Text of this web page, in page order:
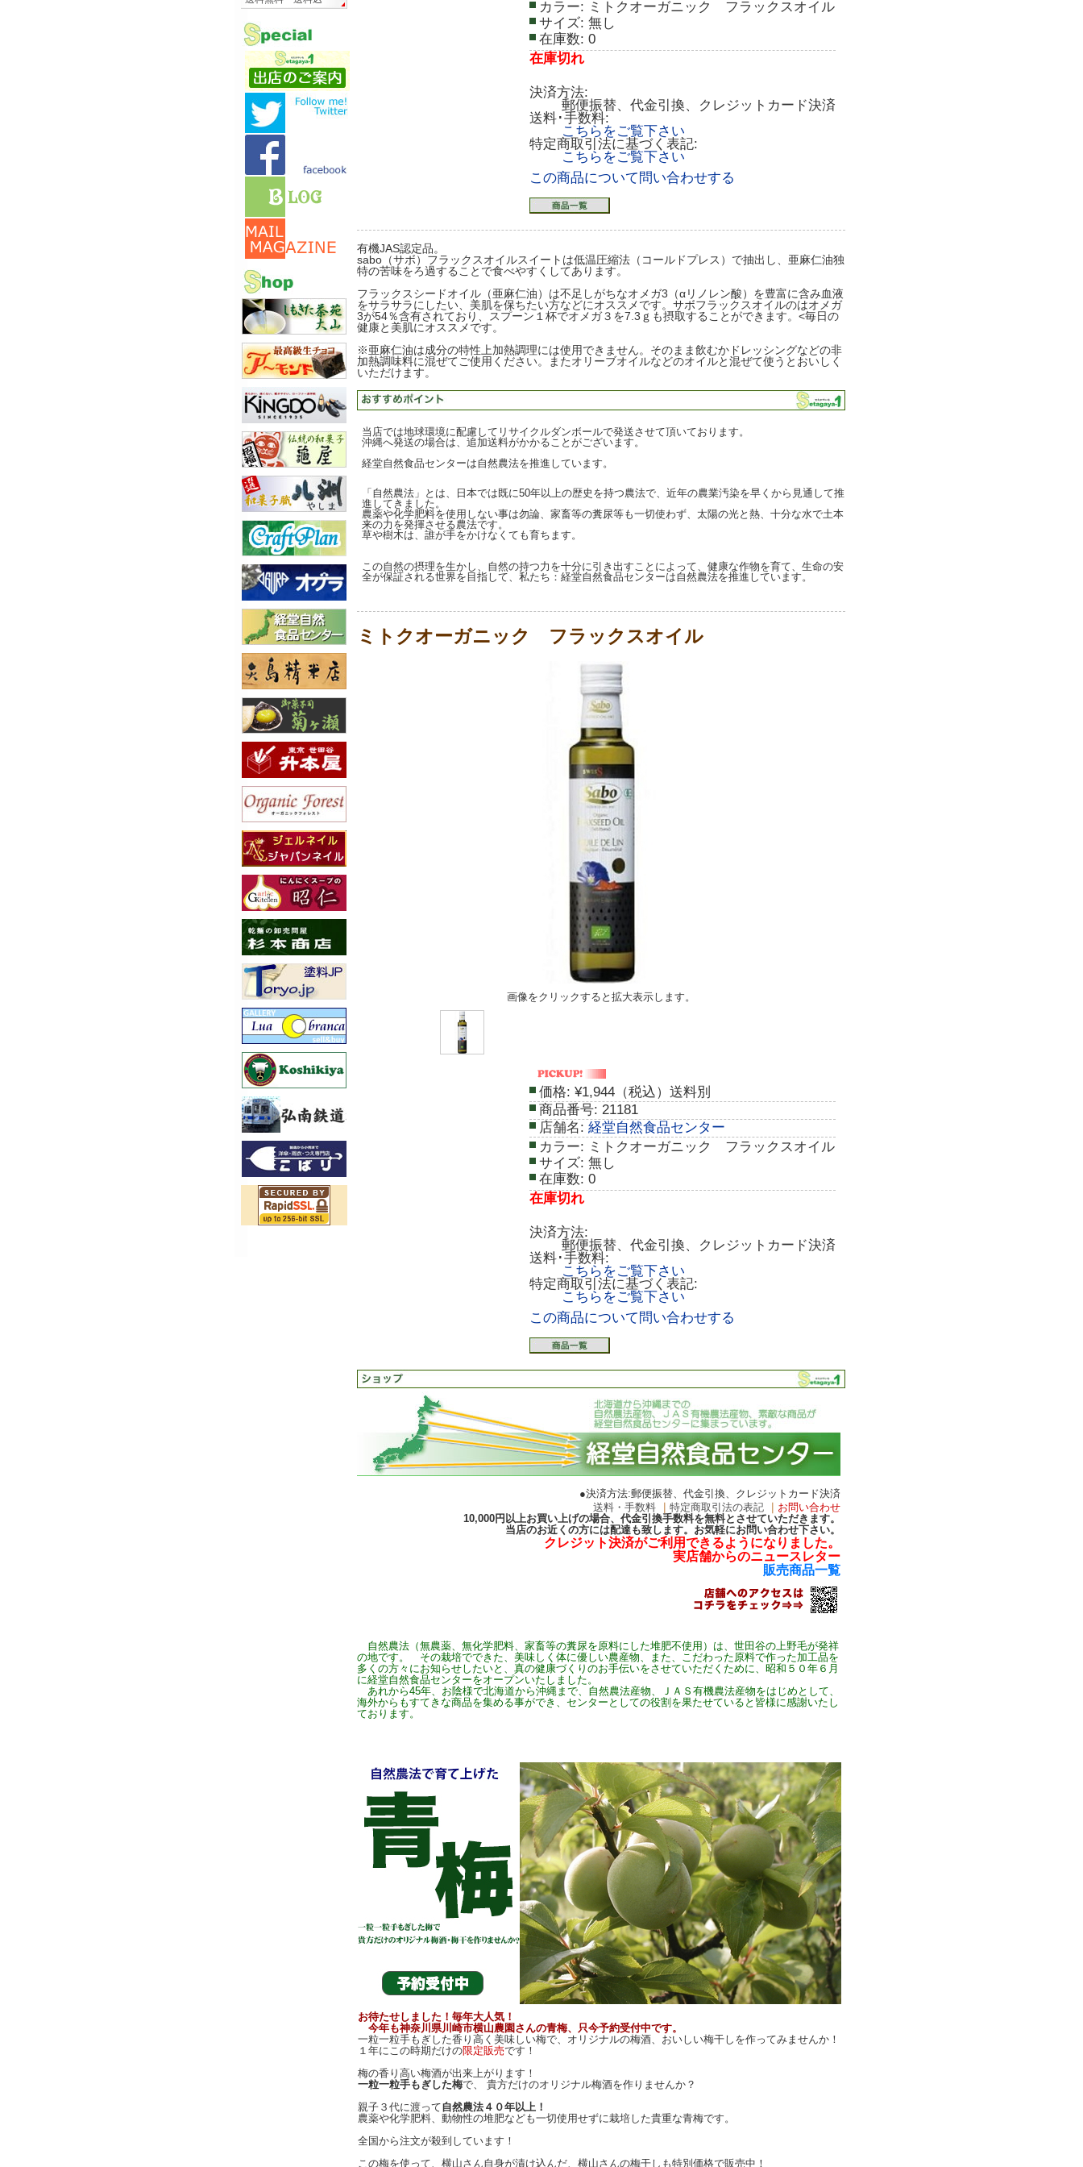
カラー: ミトクオーガニック フラックスオイル
サイズ: 無し
在庫数: 0
在庫切れ
決済方法:
郵便振替、代金引換、クレジットカード決済
送料･手数料:
こちらをご覧下さい
特定商取引法に基づく表記:
こちらをご覧下さい
この商品について問い合わせする
有機JAS認定品。
sabo（サボ）フラックスオイルスイートは低温圧縮法（コールドプレス）で抽出し、亜麻仁油独
特の苦味をろ過することで食べやすくしてあります。
フラックスシードオイル（亜麻仁油）は不足しがちなオメガ3（αリノレン酸）を豊富に含み血液
をサラサラにしたい、美肌を保ちたい方などにオススメです。サボフラックスオイルのはオメガ
3が54％含有されており、スプーン１杯でオメガ３を7.3ｇも摂取することができます。<毎日の
健康と美肌にオススメです。
※亜麻仁油は成分の特性上加熱調理には使用できません。そのまま飲むかドレッシングなどの非
加熱調味料に混ぜてご使用ください。またオリーブオイルなどのオイルと混ぜて使うとおいしく
いただけます。
当店では地球環境に配慮してリサイクルダンボールで発送させて頂いております。
沖縄へ発送の場合は、追加送料がかかることがございます。
経堂自然食品センターは自然農法を推進しています。
「自然農法」とは、日本では既に50年以上の歴史を持つ農法で、近年の農業汚染を早くから見通して推
進してきました。
農薬や化学肥料を使用しない事は勿論、家畜等の糞尿等も一切使わず、太陽の光と熱、十分な水で土本
来の力を発揮させる農法です。
草や樹木は、誰が手をかけなくても育ちます。
この自然の摂理を生かし、自然の持つ力を十分に引き出すことによって、健康な作物を育て、生命の安
全が保証される世界を目指して、私たち：経堂自然食品センターは自然農法を推進しています。
ミトクオーガニック フラックスオイル
画像をクリックすると拡大表示します。
価格: ¥1,944（税込）送料別
商品番号: 21181
店舗名: 経堂自然食品センター
カラー: ミトクオーガニック フラックスオイル
サイズ: 無し
在庫数: 0
在庫切れ
決済方法:
郵便振替、代金引換、クレジットカード決済
送料･手数料:
こちらをご覧下さい
特定商取引法に基づく表記:
こちらをご覧下さい
この商品について問い合わせする
●決済方法:郵便振替、代金引換、クレジットカード決済
送料・手数料
特定商取引法の表記
お問い合わせ
10,000円以上お買い上げの場合、代金引換手数料を無料とさせていただきます。
当店のお近くの方には配達も致します。お気軽にお問い合わせ下さい。
クレジット決済がご利用できるようになりました。
実店舗からのニュースレター
販売商品一覧
自然農法（無農薬、無化学肥料、家畜等の糞尿を原料にした堆肥不使用）は、世田谷の上野毛が発祥
の地です。 その栽培でできた、美味しく体に優しい農産物、また、こだわった原料で作った加工品を
多くの方々にお知らせしたいと、真の健康づくりのお手伝いをさせていただくために、昭和５０年６月
に経堂自然食品センターをオープンいたしました。
あれから45年、お陰様で北海道から沖縄まで、自然農法産物、ＪＡＳ有機農法産物をはじめとして、
海外からもすてきな商品を集める事ができ、センターとしての役割を果たせていると皆様に感謝いたし
ております。
お待たせしました！毎年大人気！
今年も神奈川県川崎市横山農園さんの青梅、只今予約受付中です。
一粒一粒手もぎした香り高く美味しい梅で、オリジナルの梅酒、おいしい梅干しを作ってみませんか！
１年にこの時期だけの限定販売です！
梅の香り高い梅酒が出来上がります！
一粒一粒手もぎした梅で、 貴方だけのオリジナル梅酒を作りませんか？
親子３代に渡って自然農法４０年以上！
農薬や化学肥料、動物性の堆肥なども一切使用せずに栽培した貴重な青梅です。
全国から注文が殺到しています！
この梅を使って、横山さん自身が漬け込んだ、横山さんの梅干しも特別価格で販売中！